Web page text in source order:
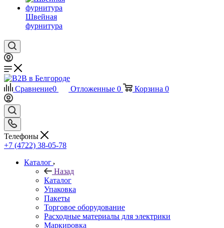
Швейная
фурнитура
Сравнение0 Отложенные 0 Корзина 0
Телефоны
+7 (4722) 38-05-78
Каталог
Назад
Каталог
Упаковка
Пакеты
Торговое оборудование
Расходные материалы для электрики
Маркировка